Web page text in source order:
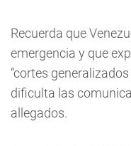
Recuerda que
emergencia y que
“cortes
dificulta las
allegados.